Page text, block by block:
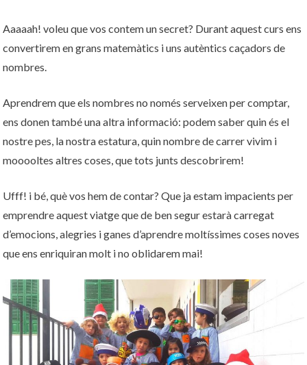
Aaaaah! voleu que vos contem un secret? Durant aquest curs ens
convertirem en grans matemàtics i uns autèntics caçadors de
nombres.
Aprendrem que els nombres no només serveixen per comptar,
ens donen també una altra informació: podem saber quin és el
nostre pes, la nostra estatura, quin nombre de carrer vivim i
mooooltes altres coses, que tots junts descobrirem!
Ufff! i bé, què vos hem de contar? Que ja estam impacients per
emprendre aquest viatge que de ben segur estarà carregat
d’emocions, alegries i ganes d’aprendre moltíssimes coses noves
que ens enriquiran molt i no oblidarem mai!